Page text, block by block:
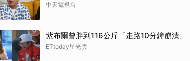
中天電視台
紫布爾曾胖到116公斤「走路10分鐘崩潰
ETtoday星光雲